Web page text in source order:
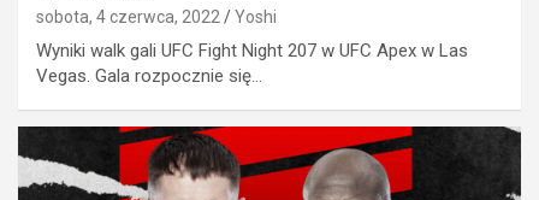
sobota, 4 czerwca, 2022 Yoshi
Wyniki walk gali UFC Fight Night 207 w UFC Apex w Las
Vegas. Gala rozpocznie się…